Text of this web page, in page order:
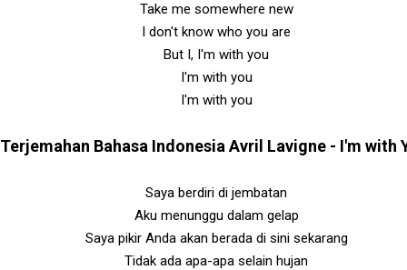
Take me somewhere new
I don't know who you are
But I, I'm with you
I'm with you
I'm with you
Terjemahan Bahasa Indonesia Avril Lavigne - I'm with
Saya berdiri di jembatan
Aku menunggu dalam gelap
Saya pikir Anda akan berada di sini sekarang
Tidak ada apa-apa selain hujan